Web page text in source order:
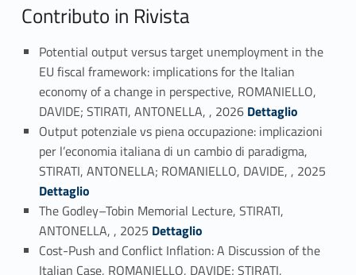
Contributo in Rivista
Potential output versus target unemployment in the
EU fiscal framework: implications for the Italian
economy of a change in perspective, ROMANIELLO,
DAVIDE; STIRATI, ANTONELLA, , 2026 Link identifier #identifier_person_125407-1Dettaglio
Output potenziale vs piena occupazione: implicazioni
per l’economia italiana di un cambio di paradigma,
STIRATI, ANTONELLA; ROMANIELLO, DAVIDE, , 2025
Dettaglio
The Godley–Tobin Memorial Lecture, STIRATI,
ANTONELLA, , 2025 Link identifier #identifier_person_183157-3Dettaglio
Cost-Push and Conflict Inflation: A Discussion of the
Italian Case, ROMANIELLO, DAVIDE; STIRATI,